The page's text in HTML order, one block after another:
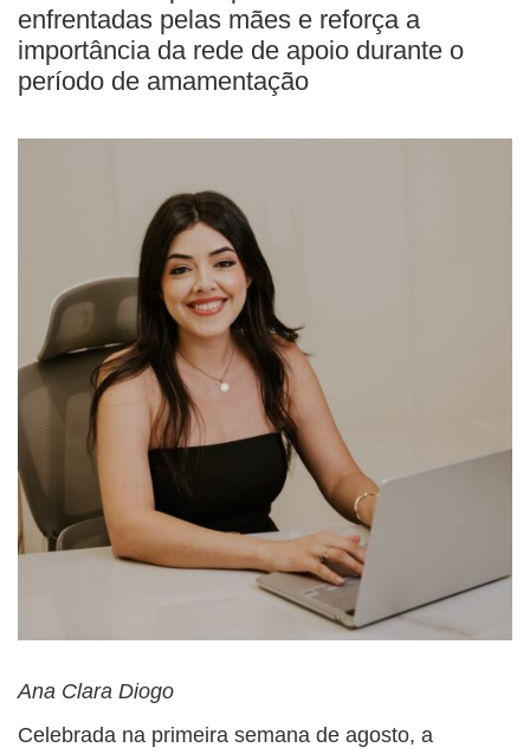
enfrentadas pelas mães e reforça a
importância da rede de apoio durante o
período de amamentação
Ana Clara Diogo
Celebrada na primeira semana de agosto, a